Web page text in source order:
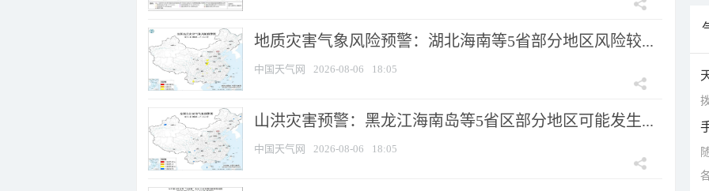
地质灾害气象风险预警：湖北海南等5省部分地区风险较...
中国天气网 2026-08-06 18:05
山洪灾害预警：黑龙江海南岛等5省区部分地区可能发生...
中国天气网 2026-08-06 18:05